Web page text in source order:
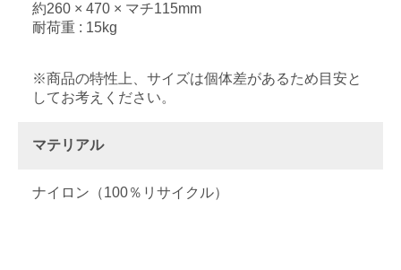
約260 × 470 × マチ115mm
耐荷重 : 15kg
※商品の特性上、サイズは個体差があるため目安と
してお考えください。
マテリアル
ナイロン（100％リサイクル）